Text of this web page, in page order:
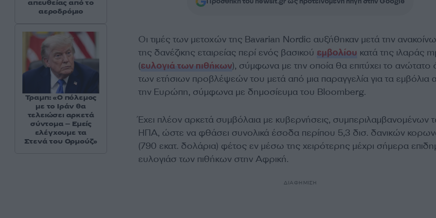
Οι τιμές των μετοχών της Bavarian Nordic αυξήθηκαν μετά την
της δανέζικης εταιρείας περί ενός βασικού εμβολίου κατά της ιλαράς
(ευλογιά των πιθήκων), σύμφωνα με την οποία θα επιτύχει το ανώτατο
των ετήσιων προβλέψεών του μετά από μια παραγγελία για τα εμβόλια
την Ευρώπη, σύμφωνα με δημοσίευμα του Bloomberg.
Έχει πλέον αρκετά συμβόλαια με κυβερνήσεις, συμπεριλαμβανομένων
ΗΠΑ, ώστε να φθάσει συνολικά έσοδα περίπου 5,3 δισ. δανικών
(790 εκατ. δολάρια) φέτος εν μέσω της χειρότερης μέχρι σήμερα
ευλογιάσ των πιθήκων στην Αφρική.
ΔΙΑΦΗΜΙΣΗ
απευθείας από το
αεροδρόμιο
Τραμπ: «Ο πόλεμος
με το Ιράν θα
τελειώσει αρκετά
σύντομα – Εμείς
ελέγχουμε τα
Στενά του Ορμούζ»